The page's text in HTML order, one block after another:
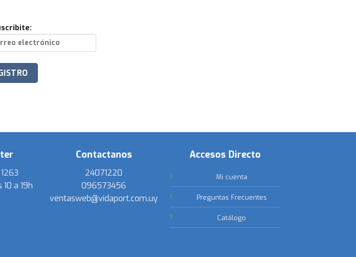
a 19h
Contactanos
24071220
096573456
ventasweb@vidaport.com.uy
Accesos Directo
Mi cuenta
Preguntas Frecuentes
Catálogo